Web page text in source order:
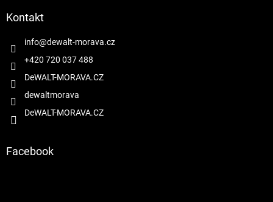
Kontakt
info@dewalt-morava.cz
+420 720 037 488
DeWALT-MORAVA.CZ
dewaltmorava
DeWALT-MORAVA.CZ
Facebook